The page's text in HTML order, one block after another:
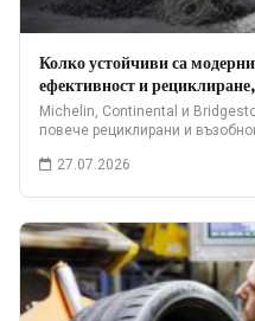
Колко устойчиви са
ефективност и
Michelin, Continental и
повече рециклирани и
27.07.2026